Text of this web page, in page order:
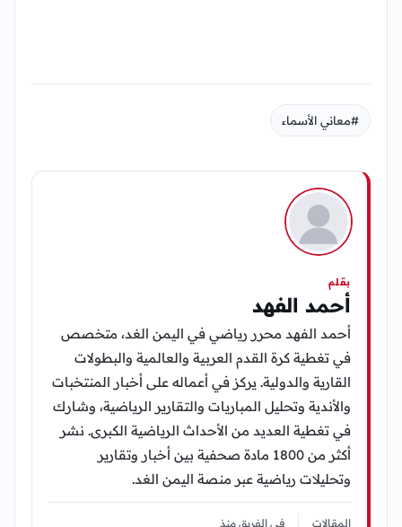
#معاني الأسماء
بقلم
أحمد الفهد
أحمد الفهد محرر رياضي في اليمن الغد، متخصص
في تغطية كرة القدم العربية والعالمية والبطولات
القارية والدولية. يركز في أعماله على أخبار المنتخبات
والأندية وتحليل المباريات والتقارير الرياضية، وشارك
في تغطية العديد من الأحداث الرياضية الكبرى. نشر
أكثر من 1800 مادة صحفية بين أخبار وتقارير
وتحليلات رياضية عبر منصة اليمن الغد.
المقالات في الفريق منذ